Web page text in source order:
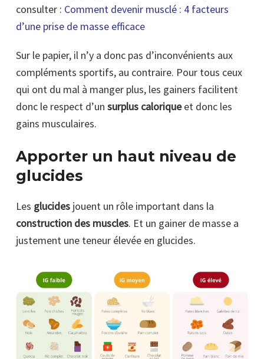
consulter : Comment devenir musclé : 4 facteurs
d’une prise de masse efficace
Sur le papier, il n’y a donc pas d’inconvénients aux
compléments sportifs, au contraire. Pour tous ceux
qui ont du mal à manger plus, les gainers facilitent
donc le respect d’un surplus caloriqueet donc les
gains musculaires.
Apporter un haut niveau de
glucides
Les glucides jouent un rôle important dans la
construction des muscles. Et un gainer de masse a
justement une teneur élevée en glucides.